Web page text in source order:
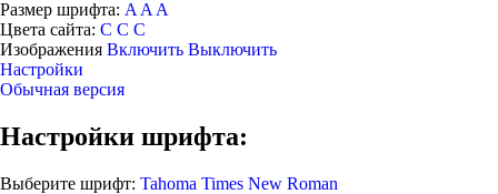
Размер шрифта: A A A
Цвета сайта: С С С
Изображения Включить Выключить
Настройки
Обычная версия
Настройки шрифта:
Выберите шрифт: Tahoma Times New Roman